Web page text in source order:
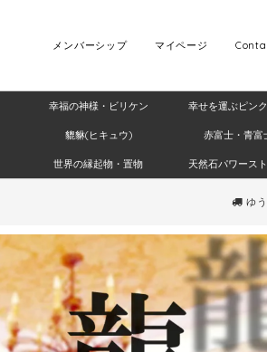
マイページ
メンバーシップ
幸福の神様・ビリケン 幸せを運ぶピン
貔貅(ヒキュウ) 赤富士・青富
世界の縁起物・置物 天然石パワース
ゆ